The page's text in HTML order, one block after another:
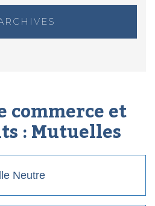
commerce et
:Mutuelles
Neutre